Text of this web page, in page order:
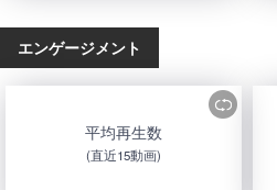
エンゲージメント
平均再生数
(直近15動画)